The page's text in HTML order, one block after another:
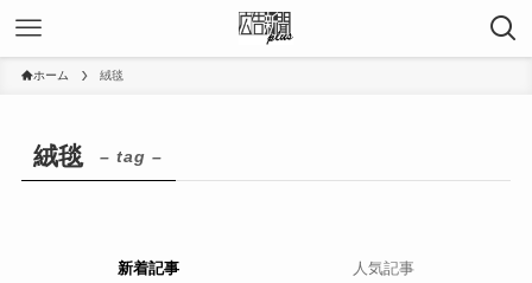
ホーム 絨毯
絨毯 – tag –
新着記事 人気記事